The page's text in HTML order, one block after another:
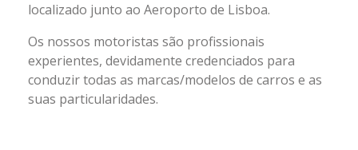
localizado junto ao Aeroporto de Lisboa.
Os nossos motoristas são profissionais
experientes, devidamente credenciados para
conduzir todas as marcas/modelos de carros e as
suas particularidades.